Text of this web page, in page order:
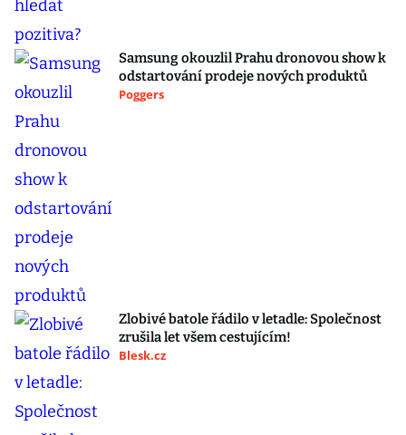
Samsung okouzlil Prahu dronovou show k
odstartování prodeje nových produktů
Poggers
Zlobivé batole řádilo v letadle: Společnost
zrušila let všem cestujícím!
Blesk.cz